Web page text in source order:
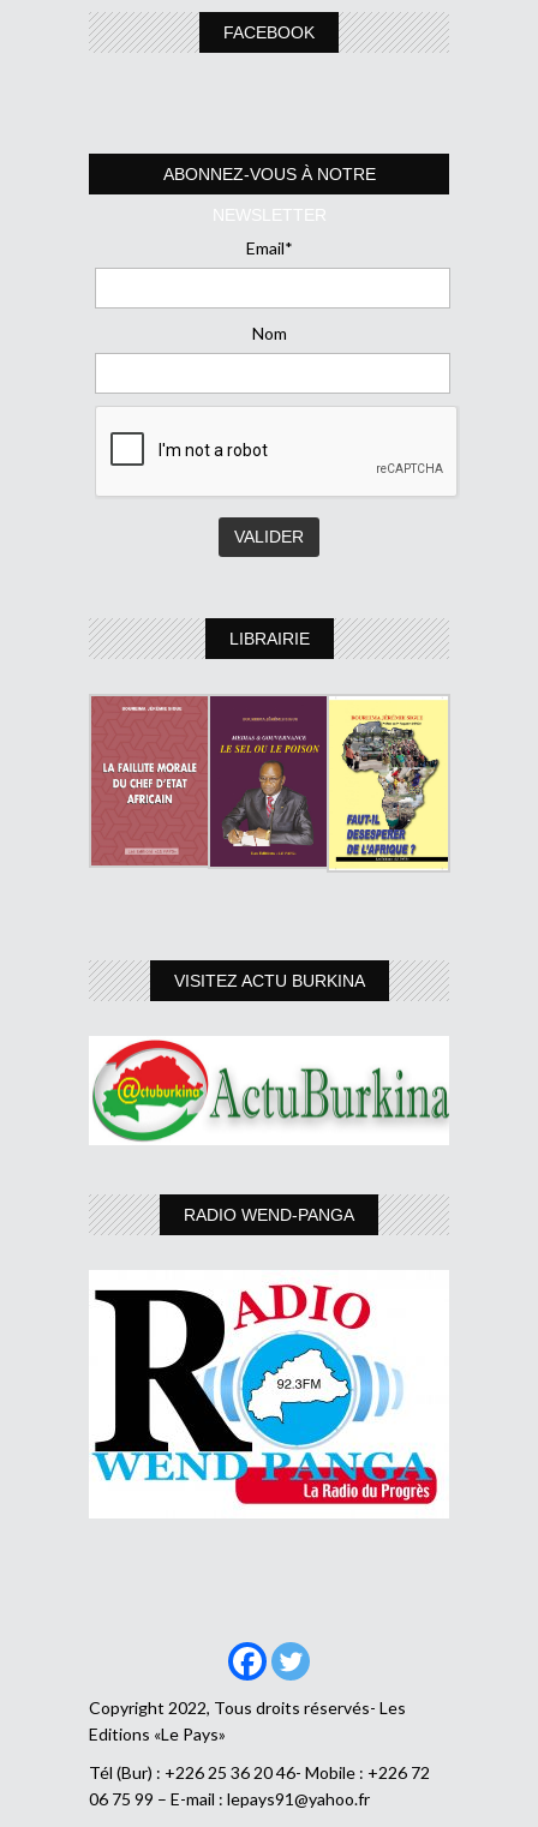
FACEBOOK
ABONNEZ-VOUS À NOTRE
NEWSLETTER
Email*
Nom
LIBRAIRIE
VISITEZ ACTU BURKINA
RADIO WEND-PANGA
Copyright 2022, Tous droits réservés- Les
Editions «Le Pays»
Tél (Bur) : +226 25 36 20 46- Mobile : +226 72
06 75 99 – E-mail : lepays91@yahoo.fr